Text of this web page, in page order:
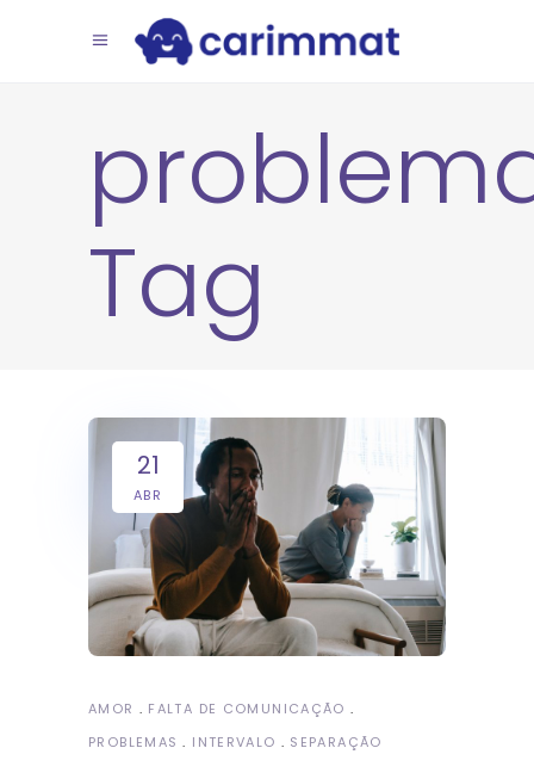
Tag
21
ABR
AMOR
FALTA DE COMUNICAÇÃO
PROBLEMAS
INTERVALO SEPARAÇÃO